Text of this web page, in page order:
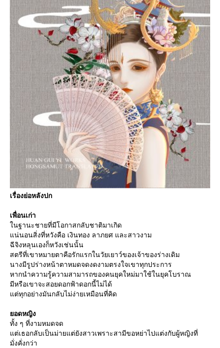
เรื่องย่อหลังปก
เพื่อนเก่า
นฐานะชายที่มีโอกาสกลับชาติมาเกิด
น่นอนสิ่งที่หวังคือ เงินทอง ลาภยศ และสาวงาม
ฉีจิงหลุนเองก็หวังเช่นนั้น
สตรีที่เขาหมายตาคือรักแรกในวัยเยาว์ของเจ้าของร่างเดิม
นางมีรูปร่างหน้าตาหมดจดงดงามตรงใจเขาทุกประการ
หากนำความรู้ความสามารถของคนยุคใหม่มาใช้ในยุคโบราณ
มีหรือเขาจะสอยดอกฟ้าดอกนี้ไม่ได้
ต่ทุกอย่างมันกลับไม่ง่ายเหมือนที่คิด
อดหญิง
ทั้ง ๆ ที่งามหมดจด
ต่เธอกลับเป็นม่ายแต่ยังสาวเพราะสามีขอหย่าไปแต่งกับผู้หญิงที่
มั่งคั่งกว่า